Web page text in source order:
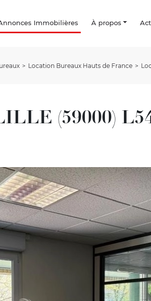
Immobilières À propos
Location Bureaux Hauts de France
(59000)